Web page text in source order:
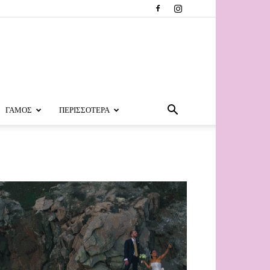
ΓΑΜΟΣ ΠΕΡΙΣΣΟΤΕΡΑ